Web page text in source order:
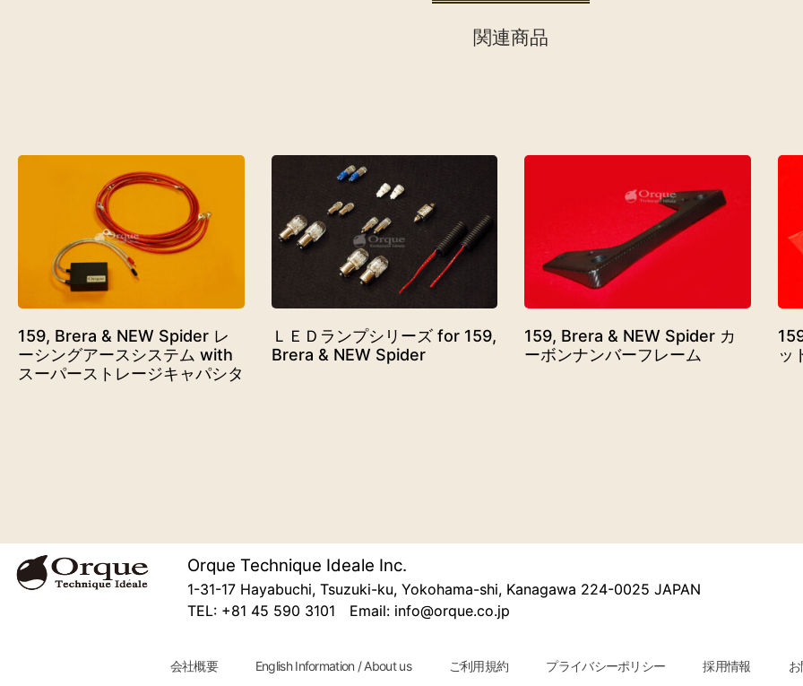
関連商品
159, Brera & NEW Spider レ
ーシングアースシステム with
スーパーストレージキャパシタ
ＬＥＤランプシリーズ for 159,
Brera & NEW Spider
159, Brera & NEW Spider カ
ーボンナンバーフレーム
ッ
Orque Technique Ideale Inc.
1-31-17 Hayabuchi, Tsuzuki-ku, Yokohama-shi, Kanagawa 224-0025 JAPAN
TEL: +81 45 590 3101 Email: info@orque.co.jp
会社概要 English Information / About us ご利用規約 プライバシーポリシー 採用情報